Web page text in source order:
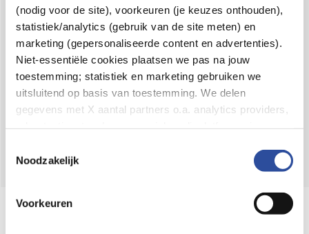
(nodig voor de site), voorkeuren (je keuzes onthouden),
statistiek/analytics (gebruik van de site meten) en
marketing (gepersonaliseerde content en advertenties).
Niet-essentiële cookies plaatsen we pas na jouw
toestemming; statistiek en marketing gebruiken we
uitsluitend op basis van toestemming. We delen
gegevens met X aantal partners o.a. analytics providers,
en de bewaartermijnen per categorie. Je kunt je keuze op
gegevensverwerking staat in de
Privacyverklaring
Noodzakelijk
Voorkeuren
Over DA
Klantenservice
Assortiment
VolgDAop:
Online aanbieder medicijnen